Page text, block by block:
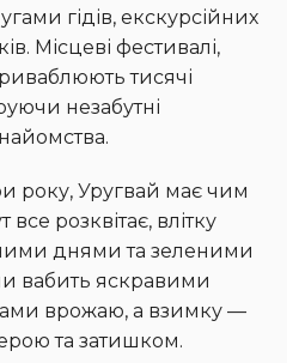
гідів, екскурсійних
Місцеві фестивалі,
тисячі
незабутні
все розквітає, влітку
днями та зеленими
вабить яскравими
врожаю, а взимку —
та затишком.